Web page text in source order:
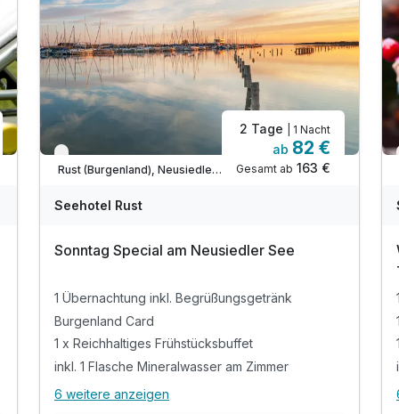
Verfügbar bis Dezember
Rust (Burgenland), Neusiedler See
2 Tage | 1 Nacht
ab 82 €
Gesamt ab 163 €
Seehotel Rust
Sonntag Special am Neusiedler See
1 Übernachtung inkl. Begrüßungsgetränk
Burgenland Card
1 x Reichhaltiges Frühstücksbuffet
inkl. 1 Flasche Mineralwasser am Zimmer
Alle Inklusivleistungen
6 weitere anzeigen